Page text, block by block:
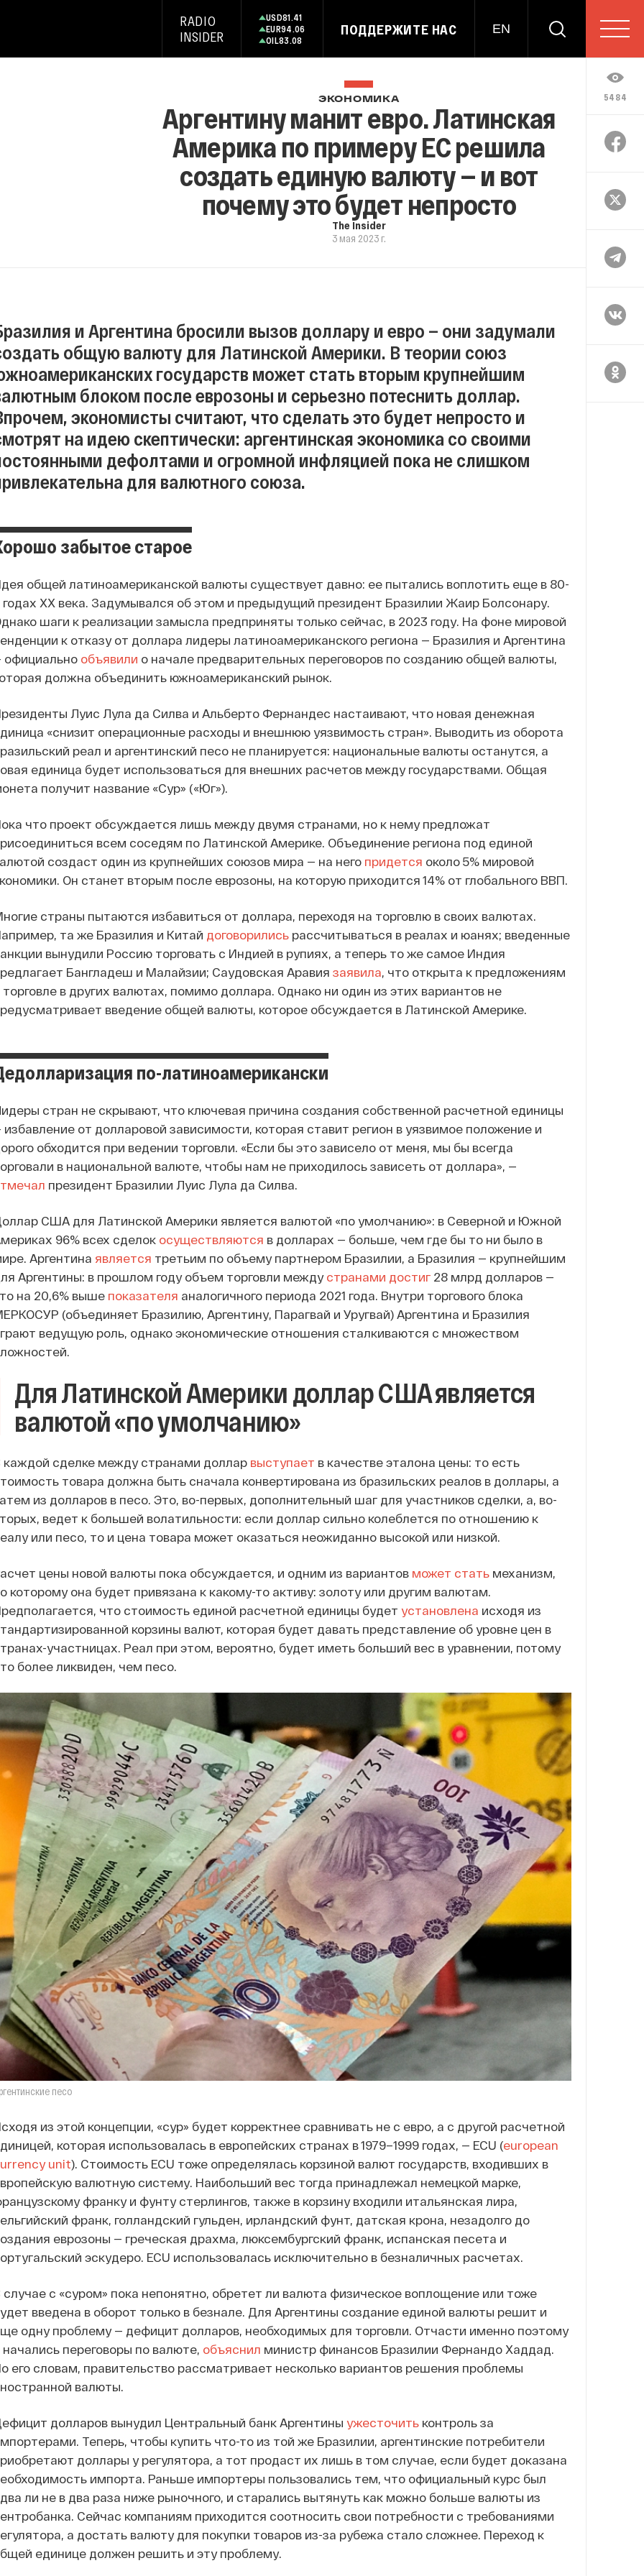
RADIO
INSIDER
USD81.41
EUR94.06
OIL83.08
ПОДДЕРЖИТЕ НАС EN
5484
ЭКОНОМИКА
Аргентину манит евро. Латинская
Америка по примеру ЕС решила
создать единую валюту — и вот
почему это будет непросто
The Insider
3 мая 2023 г.
и Аргентина бросили вызов доллару и евро — они задумали
общую валюту для Латинской Америки. В теории союз
государств может стать вторым крупнейшим
блоком после еврозоны и серьезно потеснить доллар.
экономисты считают, что сделать это будет непросто и
на идею скептически: аргентинская экономика со своими
дефолтами и огромной инфляцией пока не слишком
для валютного союза.
забытое старое
общей латиноамериканской валюты существует давно: ее пытались воплотить еще в 80-
годах XX века. Задумывался об этом и предыдущий президент Бразилии Жаир Болсонару.
шаги к реализации замысла предприняты только сейчас, в 2023 году. На фоне мировой
к отказу от доллара лидеры латиноамериканского региона — Бразилия и Аргентина
официально объявили о начале предварительных переговоров по созданию общей валюты,
должна объединить южноамериканский рынок.
Луис Лула да Силва и Альберто Фернандес настаивают, что новая денежная
«снизит операционные расходы и внешнюю уязвимость стран». Выводить из оборота
реал и аргентинский песо не планируется: национальные валюты останутся, а
единица будет использоваться для внешних расчетов между государствами. Общая
получит название «Сур» («Юг»).
что проект обсуждается лишь между двумя странами, но к нему предложат
всем соседям по Латинской Америке. Объединение региона под единой
создаст один из крупнейших союзов мира — на него придется около 5% мировой
Он станет вторым после еврозоны, на которую приходится 14% от глобального ВВП.
страны пытаются избавиться от доллара, переходя на торговлю в своих валютах.
та же Бразилия и Китай договорились рассчитываться в реалах и юанях; введенные
вынудили Россию торговать с Индией в рупиях, а теперь то же самое Индия
Бангладеш и Малайзии; Саудовская Аравиязаявила, что открыта к предложениям
торговле в других валютах, помимо доллара. Однако ни один из этих вариантов не
введение общей валюты, которое обсуждается в Латинской Америке.
по-латиноамерикански
стран не скрывают, что ключевая причина создания собственной расчетной единицы
избавление от долларовой зависимости, которая ставит регион в уязвимое положение и
обходится при ведении торговли. «Если бы это зависело от меня, мы бы всегда
в национальной валюте, чтобы нам не приходилось зависеть от доллара», —
президент Бразилии Луис Лула да Силва.
США для Латинской Америки является валютой «по умолчанию»: в Северной и Южной
96% всех сделок осуществляются в долларах — больше, чем где бы то ни было в
Аргентина является третьим по объему партнером Бразилии, а Бразилия — крупнейшим
Аргентины: в прошлом году объем торговли между странами достиг 28 млрд долларов —
на 20,6% выше показателя аналогичного периода 2021 года. Внутри торгового блока
(объединяет Бразилию, Аргентину, Парагвай и Уругвай) Аргентина и Бразилия
ведущую роль, однако экономические отношения сталкиваются с множеством
Для Латинской Америки доллар США является
валютой «по умолчанию»
каждой сделке между странами доллар выступает в качестве эталона цены: то есть
товара должна быть сначала конвертирована из бразильских реалов в доллары, а
из долларов в песо. Это, во-первых, дополнительный шаг для участников сделки, а, во-
ведет к большей волатильности: если доллар сильно колеблется по отношению к
или песо, то и цена товара может оказаться неожиданно высокой или низкой.
цены новой валюты пока обсуждается, и одним из вариантов может стать механизм,
которому она будет привязана к какому-то активу: золоту или другим валютам.
что стоимость единой расчетной единицы будетустановлена исходя из
корзины валют, которая будет давать представление об уровне цен в
участницах. Реал при этом, вероятно, будет иметь больший вес в уравнении, потому
более ликвиден, чем песо.
песо
из этой концепции, «сур» будет корректнее сравнивать не с евро, а с другой расчетной
которая использовалась в европейских странах в 1979–1999 годах, — ECU (european
unit). Стоимость ECU тоже определялась корзиной валют государств, входивших в
валютную систему. Наибольший вес тогда принадлежал немецкой марке,
франку и фунту стерлингов, также в корзину входили итальянская лира,
франк, голландский гульден, ирландский фунт, датская крона, незадолго до
еврозоны — греческая драхма, люксембургский франк, испанская песета и
эскудеро. ECU использовалась исключительно в безналичных расчетах.
случае с «суром» пока непонятно, обретет ли валюта физическое воплощение или тоже
введена в оборот только в безнале. Для Аргентины создание единой валюты решит и
одну проблему — дефицит долларов, необходимых для торговли. Отчасти именно поэтому
начались переговоры по валюте, объяснил министр финансов Бразилии Фернандо Хаддад.
его словам, правительство рассматривает несколько вариантов решения проблемы
валюты.
долларов вынудил Центральный банк Аргентиныужесточить контроль за
Теперь, чтобы купить что-то из той же Бразилии, аргентинские потребители
доллары у регулятора, а тот продаст их лишь в том случае, если будет доказана
импорта. Раньше импортеры пользовались тем, что официальный курс был
ли не в два раза ниже рыночного, и старались вытянуть как можно больше валюты из
Сейчас компаниям приходится соотносить свои потребности с требованиями
а достать валюту для покупки товаров из-за рубежа стало сложнее. Переход к
единице должен решить и эту проблему.